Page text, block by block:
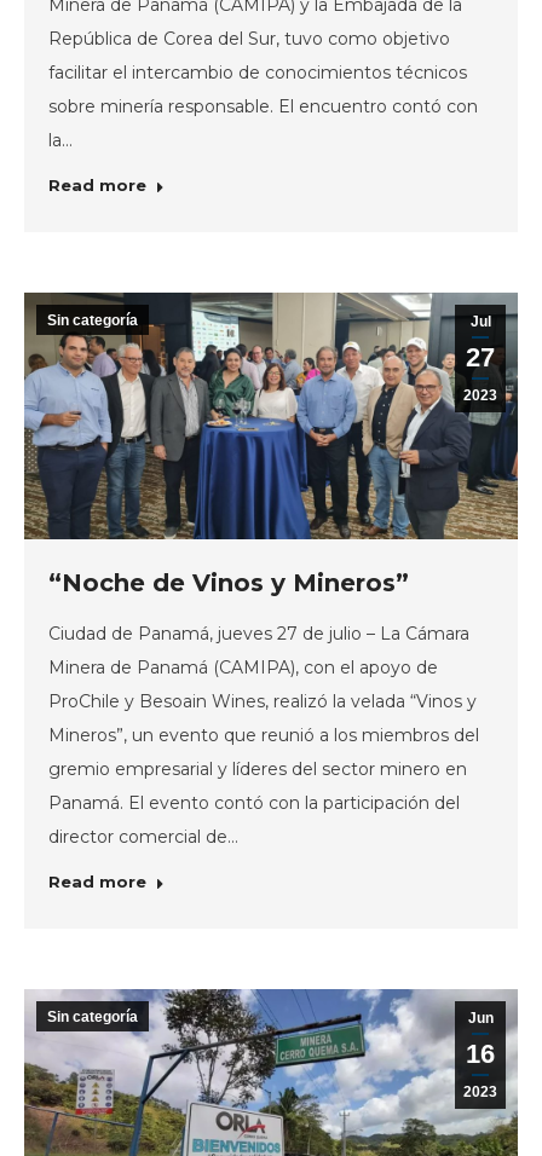
Minera de Panamá (CAMIPA) y la Embajada de la
República de Corea del Sur, tuvo como objetivo
facilitar el intercambio de conocimientos técnicos
sobre minería responsable. El encuentro contó con
la…
Read more
Jul
27
2023
Sin categoría
“Noche de Vinos y Mineros”
Ciudad de Panamá, jueves 27 de julio – La Cámara
Minera de Panamá (CAMIPA), con el apoyo de
ProChile y Besoain Wines, realizó la velada “Vinos y
Mineros”, un evento que reunió a los miembros del
gremio empresarial y líderes del sector minero en
Panamá. El evento contó con la participación del
director comercial de…
Read more
Jun
16
2023
Sin categoría